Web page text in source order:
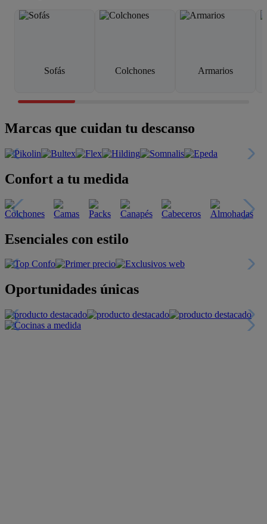
Sofás Colchones Armarios
Marcas que cuidan tu descanso
Confort a tu medida
Esenciales con estilo
Oportunidades únicas